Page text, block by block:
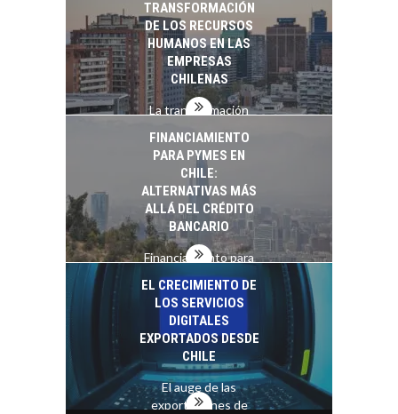
TRANSFORMACIÓN
DE LOS RECURSOS
HUMANOS EN LAS
EMPRESAS
CHILENAS
La transformación
recursos humanos en
las empresas…
FINANCIAMIENTO
PARA PYMES EN
CHILE:
ALTERNATIVAS MÁS
ALLÁ DEL CRÉDITO
BANCARIO
Financiamiento para
pymes en Chile:
alternativas que
trascienden el
crédito…
EL CRECIMIENTO DE
LOS SERVICIOS
DIGITALES
EXPORTADOS DESDE
CHILE
El auge de las
exportaciones de